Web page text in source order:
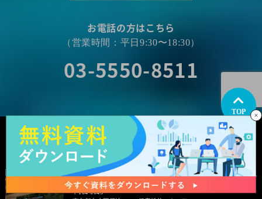
お電話の方はこちら
（営業時間：平日9:30〜18:30）
03-5550-8511
TOKYO OFFICE
〒104-0045
TOP